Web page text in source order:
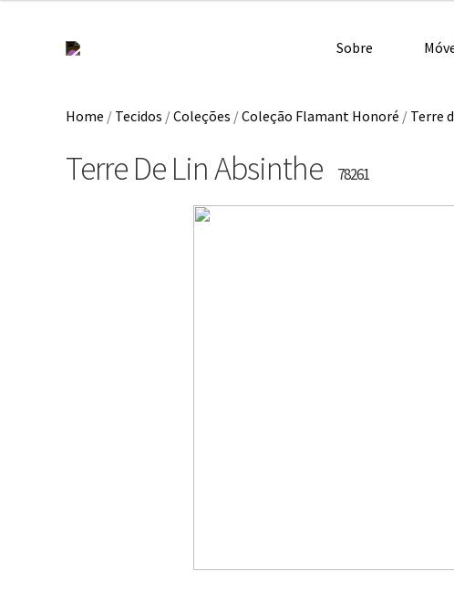
Sobre
Home / Tecidos /Coleções /Coleção Flamant Honoré / Terre
Terre De Lin Absinthe 78261